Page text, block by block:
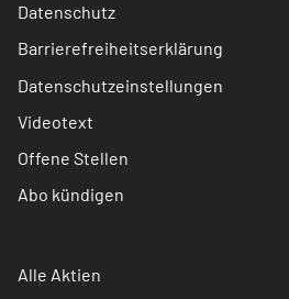
Datenschutz
Barrierefreiheitserklärung
Datenschutzeinstellungen
Videotext
Offene Stellen
Abo kündigen
Alle Aktien